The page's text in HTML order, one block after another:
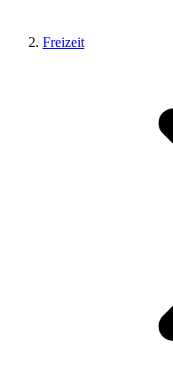
Freizeit